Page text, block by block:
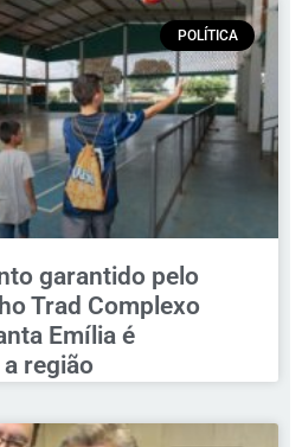
POLÍTICA
garantido pelo
Trad Complexo
Emília é
região